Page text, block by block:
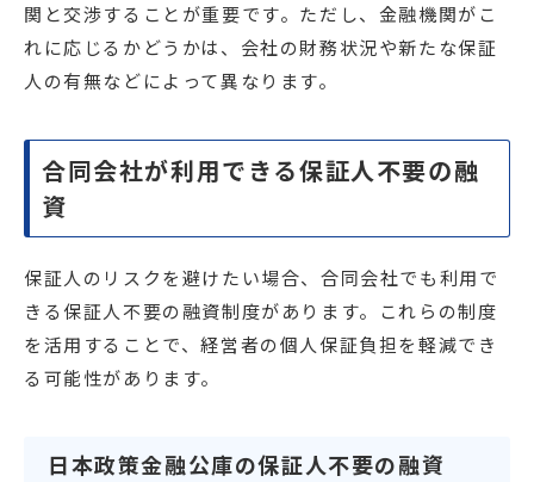
関と交渉することが重要です。ただし、金融機関がこ
れに応じるかどうかは、会社の財務状況や新たな保証
人の有無などによって異なります。
合同会社が利用できる保証人不要の融
資
保証人のリスクを避けたい場合、合同会社でも利用で
きる保証人不要の融資制度があります。これらの制度
を活用することで、経営者の個人保証負担を軽減でき
る可能性があります。
日本政策金融公庫の保証人不要の融資